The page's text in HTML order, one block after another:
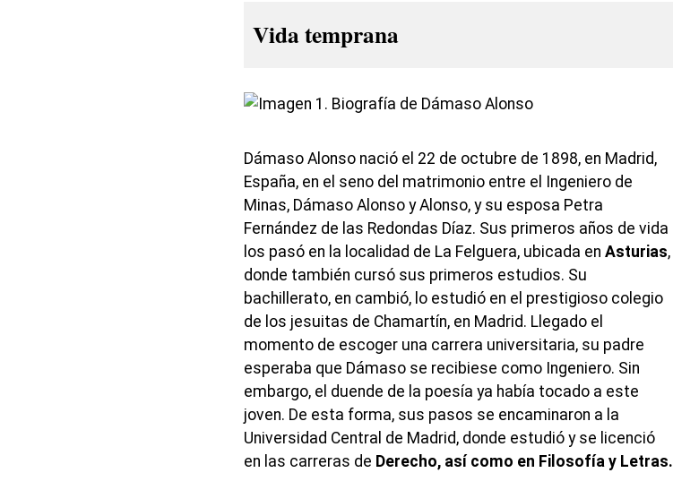
Vida temprana
Dámaso Alonso nació el 22 de octubre de 1898, en Madrid,
España, en el seno del matrimonio entre el Ingeniero de
Minas, Dámaso Alonso y Alonso, y su esposa Petra
Fernández de las Redondas Díaz. Sus primeros años de vida
los pasó en la localidad de La Felguera, ubicada en Asturias,
donde también cursó sus primeros estudios. Su
bachillerato, en cambió, lo estudió en el prestigioso colegio
de los jesuitas de Chamartín, en Madrid. Llegado el
momento de escoger una carrera universitaria, su padre
esperaba que Dámaso se recibiese como Ingeniero. Sin
embargo, el duende de la poesía ya había tocado a este
joven. De esta forma, sus pasos se encaminaron a la
Universidad Central de Madrid, donde estudió y se licenció
en las carreras de Derecho, así como en Filosofía y Letras.